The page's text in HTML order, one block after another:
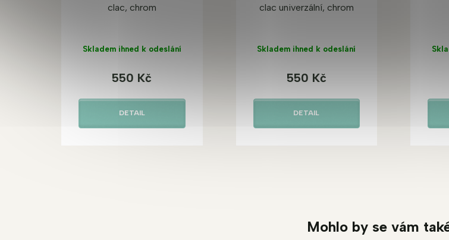
clac, chrom
Skladem ihned k odeslání
550 Kč
DETAIL
clac univerzální, chrom
Skladem ihned k odeslání
550 Kč
DETAIL
Mohlo by se vám